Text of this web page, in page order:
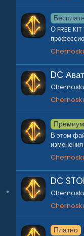
О FREE
DC
Премиум
В этом
DC
Платно